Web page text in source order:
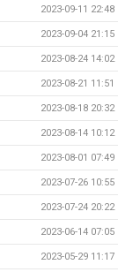
2023-09-11 22:48
2023-09-04 21:15
2023-08-24 14:02
2023-08-21 11:51
2023-08-18 20:32
2023-08-14 10:12
2023-08-01 07:49
2023-07-26 10:55
2023-07-24 20:22
2023-06-14 07:05
2023-05-29 11:17